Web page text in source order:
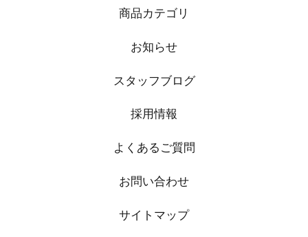
商品カテゴリ
お知らせ
スタッフブログ
採用情報
よくあるご質問
お問い合わせ
サイトマップ